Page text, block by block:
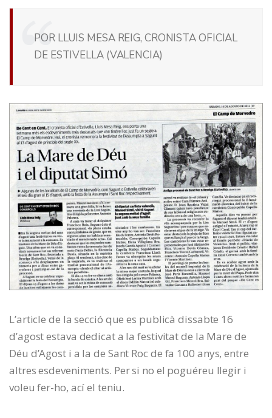
POR LLUIS MESA REIG, CRONISTA OFICIAL
DE ESTIVELLA (VALENCIA)
L’article de la secció que es publicà dissabte 16
d’agost estava dedicat a la festivitat de la Mare de
Déu d’Agost i a la de Sant Roc de fa 100 anys, entre
altres esdeveniments. Per si no el poguéreu llegir i
voleu fer-ho, ací el teniu.